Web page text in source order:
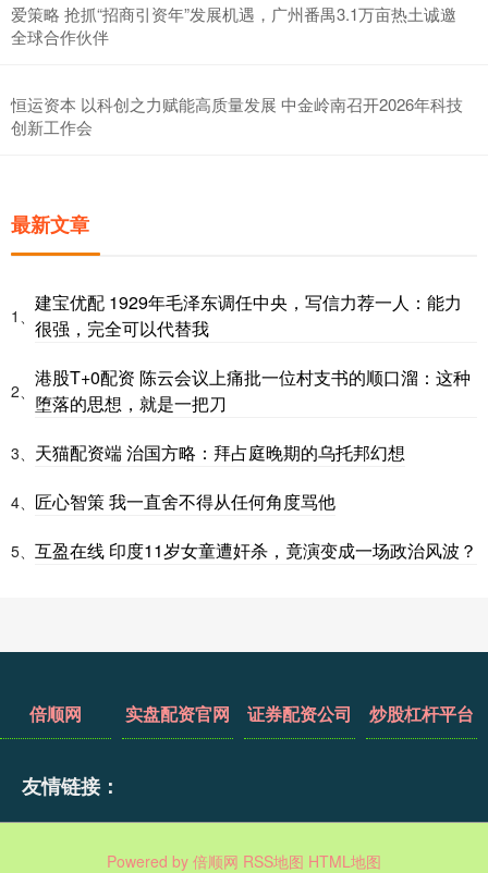
爱策略 抢抓“招商引资年”发展机遇，广州番禺3.1万亩热土诚邀
全球合作伙伴
恒运资本 以科创之力赋能高质量发展 中金岭南召开2026年科技
创新工作会
最新文章
1、
建宝优配 1929年毛泽东调任中央，写信力荐一人：能力
很强，完全可以代替我
2、
港股T+0配资 陈云会议上痛批一位村支书的顺口溜：这种
堕落的思想，就是一把刀
3、 天猫配资端 治国方略：拜占庭晚期的乌托邦幻想
4、 匠心智策 我一直舍不得从任何角度骂他
5、 互盈在线 印度11岁女童遭奸杀，竟演变成一场政治风波？
倍顺网 实盘配资官网 证券配资公司 炒股杠杆平台
友情链接：
Powered by 倍顺网 RSS地图 HTML地图